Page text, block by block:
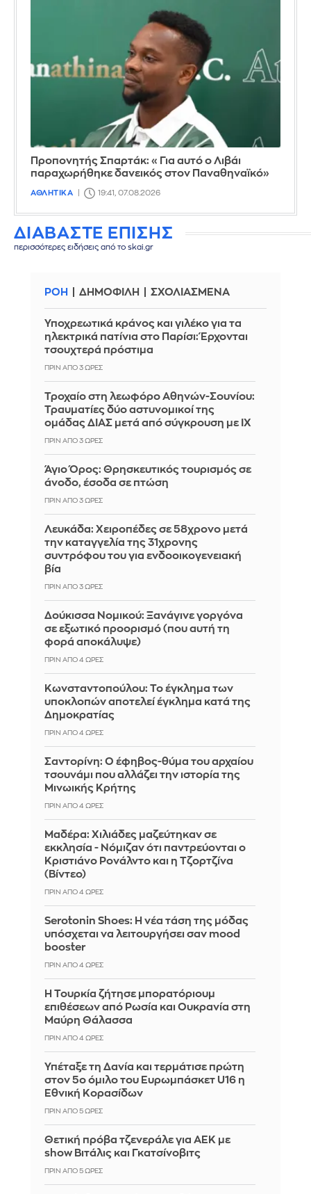
Προπονητής Σπαρτάκ: «Για αυτό ο Λιβάι
παραχωρήθηκε δανεικός στον Παναθηναϊκό»
ΑΘΛΗΤΙΚΑ 19:41, 07.08.2026
ΔΙΑΒΑΣΤΕ ΕΠΙΣΗΣ
περισσότερες ειδήσεις από το skai.gr
ΡΟΗ ΔΗΜΟΦΙΛΗ ΣΧΟΛΙΑΣΜΕΝΑ
Υποχρεωτικά κράνος και γιλέκο για τα
ηλεκτρικά πατίνια στο Παρίσι: Έρχονται
τσουχτερά πρόστιμα
ΠΡΙΝ ΑΠΌ 3 ΏΡΕΣ
Τροχαίο στη λεωφόρο Αθηνών-Σουνίου:
Τραυματίες δύο αστυνομικοί της
ομάδας ΔΙΑΣ μετά από σύγκρουση με ΙΧ
ΠΡΙΝ ΑΠΌ 3 ΏΡΕΣ
Άγιο Όρος: Θρησκευτικός τουρισμός σε
άνοδο, έσοδα σε πτώση
ΠΡΙΝ ΑΠΌ 3 ΏΡΕΣ
Λευκάδα: Χειροπέδες σε 58χρονο μετά
την καταγγελία της 31χρονης
συντρόφου του για ενδοοικογενειακή
βία
ΠΡΙΝ ΑΠΌ 3 ΏΡΕΣ
Δούκισσα Νομικού: Ξανάγινε γοργόνα
σε εξωτικό προορισμό (που αυτή τη
φορά αποκάλυψε)
ΠΡΙΝ ΑΠΌ 4 ΏΡΕΣ
Κωνσταντοπούλου: Το έγκλημα των
υποκλοπών αποτελεί έγκλημα κατά της
Δημοκρατίας
ΠΡΙΝ ΑΠΌ 4 ΏΡΕΣ
Σαντορίνη: Ο έφηβος-θύμα του αρχαίου
τσουνάμι που αλλάζει την ιστορία της
Μινωικής Κρήτης
ΠΡΙΝ ΑΠΌ 4 ΏΡΕΣ
Μαδέρα: Χιλιάδες μαζεύτηκαν σε
εκκλησία - Νόμιζαν ότι παντρεύονται ο
Κριστιάνο Ρονάλντο και η Τζορτζίνα
(Βίντεο)
ΠΡΙΝ ΑΠΌ 4 ΏΡΕΣ
Serotonin Shoes: Η νέα τάση της μόδας
υπόσχεται να λειτουργήσει σαν mood
booster
ΠΡΙΝ ΑΠΌ 4 ΏΡΕΣ
Η Τουρκία ζήτησε μπορατόριουμ
επιθέσεων από Ρωσία και Ουκρανία στη
Μαύρη Θάλασσα
ΠΡΙΝ ΑΠΌ 4 ΏΡΕΣ
Υπέταξε τη Δανία και τερμάτισε πρώτη
στον 5ο όμιλο του Ευρωμπάσκετ U16 η
Εθνική Κορασίδων
ΠΡΙΝ ΑΠΌ 5 ΏΡΕΣ
Θετική πρόβα τζενεράλε για ΑΕΚ με
show Βιτάλις και Γκατσίνοβιτς
ΠΡΙΝ ΑΠΌ 5 ΏΡΕΣ